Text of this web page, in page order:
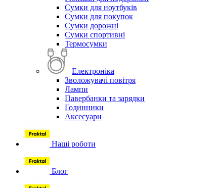
Сумки для ноутбуків
Сумки для покупок
Сумки дорожні
Сумки спортивні
Термосумки
Електроніка
Зволожувачі повітря
Лампи
Павербанки та зарядки
Годинники
Аксесуари
Наші роботи
Блог